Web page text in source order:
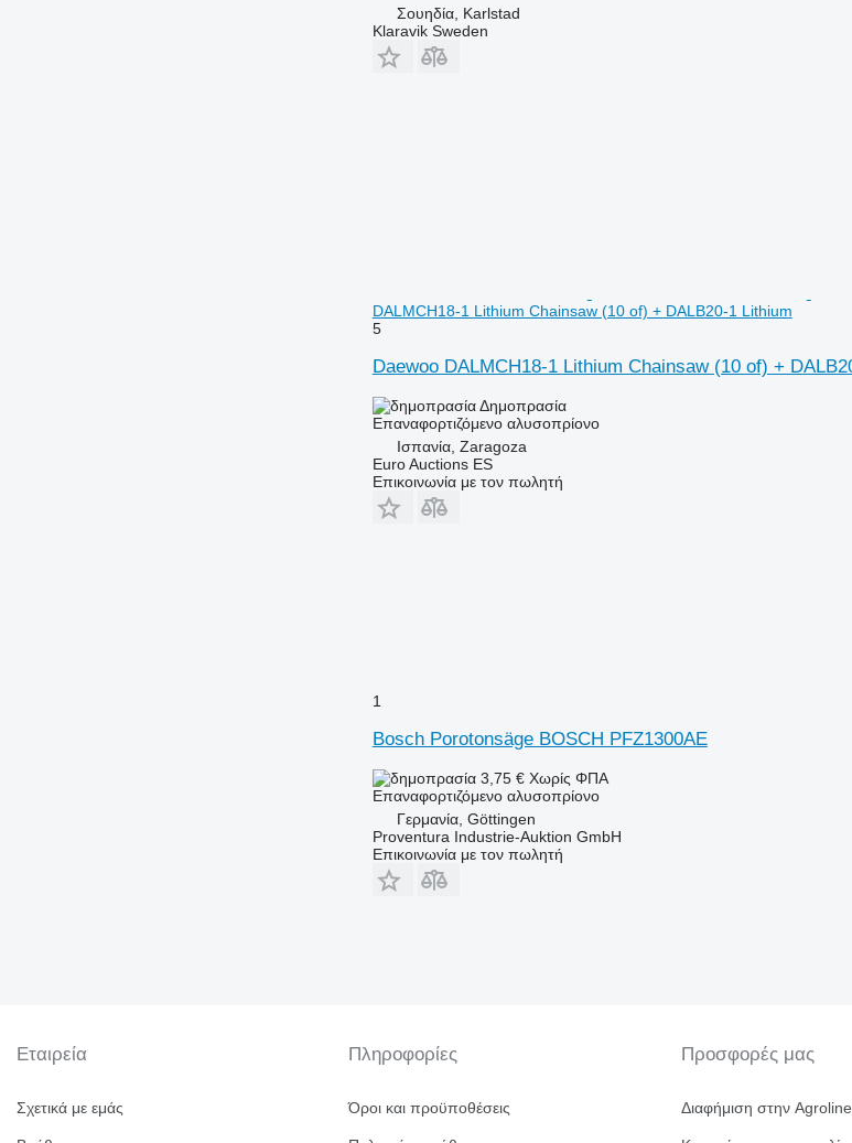
Σουηδία, Karlstad
Klaravik Sweden
DALMCH18-1 Lithium Chainsaw (10 of) + DALB20-1 Lithium
5
Daewoo DALMCH18-1 Lithium Chainsaw (10 of) +
Δημοπρασία
Επαναφορτιζόμενο αλυσοπρίονο
Ισπανία, Zaragoza
Euro Auctions ES
Επικοινωνία με τον πωλητή
1
Bosch Porotonsäge BOSCH PFZ1300AE
3,75 € Χωρίς ΦΠΑ
Επαναφορτιζόμενο αλυσοπρίονο
Γερμανία, Göttingen
Proventura Industrie-Auktion GmbH
Επικοινωνία με τον πωλητή
Εταιρεία
Σχετικά με εμάς
Πληροφορίες
Όροι και προϋποθέσεις
Προσφορές μας
Διαφήμιση στην Agroline